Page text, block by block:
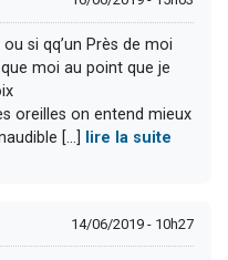
si qq’un Près de moi
moi au point que je
oreilles on entend mieux
[...]
lire la suite
14/06/2019 - 10h27